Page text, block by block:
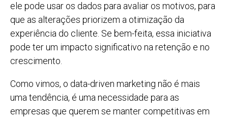
ele pode usar os dados para avaliar os motivos, para
que as alterações priorizem a otimização da
experiência do cliente. Se bem-feita, essa iniciativa
pode ter um impacto significativo na retenção e no
crescimento.
Como vimos, o data-driven marketing não é mais
uma tendência, é uma necessidade para as
empresas que querem se manter competitivas em